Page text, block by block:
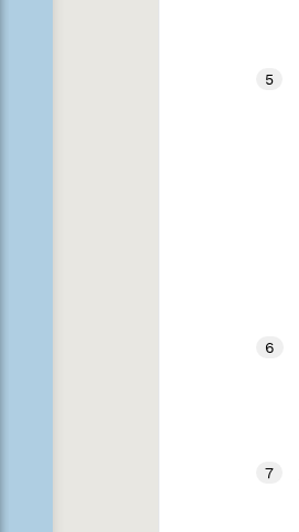
5
6
7